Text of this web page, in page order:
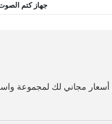
جهاز كتم
مجاني لك لمجموعة